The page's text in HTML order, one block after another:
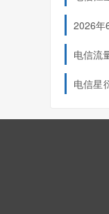
2026年
电信流
电信星